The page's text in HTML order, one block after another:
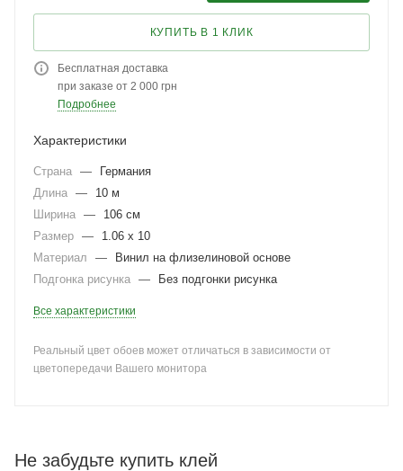
КУПИТЬ В 1 КЛИК
Бесплатная доставка
при заказе от 2 000 грн
Подробнее
Характеристики
Страна —
Германия
Длина —
10 м
Ширина —
106 см
Размер —
1.06 x 10
Материал
—
Винил на флизелиновой основе
Подгонка рисунка — Без подгонки рисунка
Все характеристики
Реальный цвет обоев может отличаться в зависимости от
цветопередачи Вашего монитора
Не забудьте купить клей